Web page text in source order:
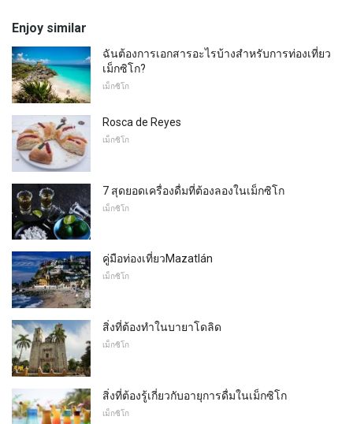
Enjoy similar
ฉันต้องการเอกสารอะไรบ้างสำหรับการท่องเที่ยว
เม็กซิโก?
เม็กซิโก
Rosca de Reyes
เม็กซิโก
7 สุดยอดเครื่องดื่มที่ต้องลองในเม็กซิโก
เม็กซิโก
คู่มือท่องเที่ยวMazatlán
เม็กซิโก
สิ่งที่ต้องทำในบายาโดลิด
เม็กซิโก
สิ่งที่ต้องรู้เกี่ยวกับอายุการดื่มในเม็กซิโก
เม็กซิโก